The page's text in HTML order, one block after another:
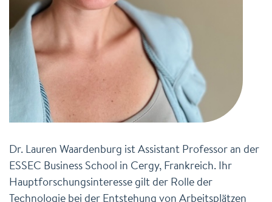
Dr. Lauren Waardenburg ist Assistant Professor an der
ESSEC Business School in Cergy, Frankreich. Ihr
Hauptforschungsinteresse gilt der Rolle der
Technologie bei der Entstehung von Arbeitsplätzen